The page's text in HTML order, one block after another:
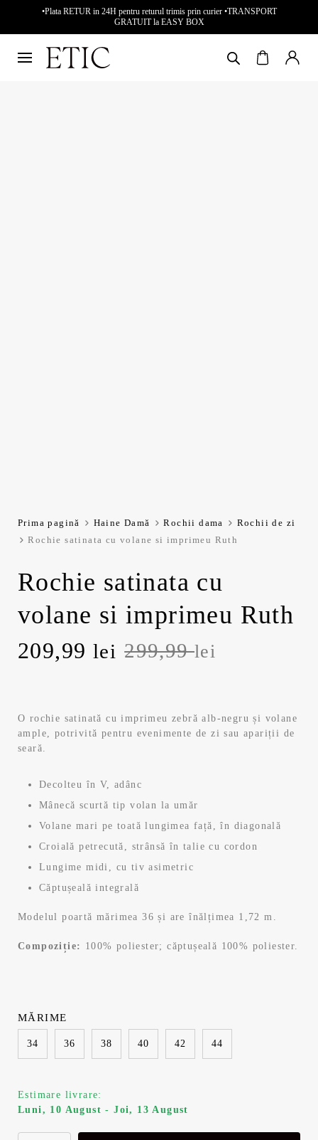
•Plata RETUR in 24H pentru returul trimis prin curier •TRANSPORT
GRATUIT la EASY BOX
Prima pagină Haine Damă Rochii dama
Rochii de zi
Rochie satinata cu volane si imprimeu Ruth
Rochie satinata cu
volane si imprimeu Ruth
299,99lei
Prețul
a
fost:
299,99 lei.
209,99 lei
Prețul
este:
209,99 lei.
O rochie satinată cu imprimeu zebră alb-negru și volane
ample, potrivită pentru evenimente de zi sau apariții de
seară.
Decolteu în V, adânc
Mânecă scurtă tip volan la umăr
Volane mari pe toată lungimea față, în diagonală
Croială petrecută, strânsă în talie cu cordon
Lungime midi, cu tiv asimetric
Căptușeală integrală
Modelul poartă mărimea 36 și are înălțimea 1,72 m.
Compoziție: 100% poliester; căptușeală 100% poliester.
34 36 38 40 42 44
MĂRIME
Estimare livrare:
Luni, 10 August - Joi, 13 August